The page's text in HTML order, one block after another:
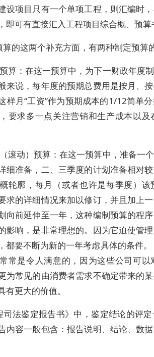
设项目只有一个单项工程，则汇编时
即可有直接汇入工程项目综合概、预算
的这两个补充方面，有两种制定预算
预算：在这一预算中，为下一财政年度
来说，每年度的预期总费用是按月、
样月“工资”作为预期成本的1/12简单
要求多一点关注营销和生产成本以
（滚动）预算：在这一预算中，准备一
细准备，二、三季度的计划准备相对
轮廓，每月（或者也许是每季度）该
求的详细情况来加以修订，并且加上
向前延伸至一年，这种编制预算的程
影响，是非常理想的。因为它迫使管
都要不断为新的一年考虑具体的条件
常是令人满意的，因为这些公司可
为常见的由消费者需求不确定带来的
有更大的价值。
司法鉴定报告书》中，鉴定结论的评
内容一般包含：报告说明、结论、数据